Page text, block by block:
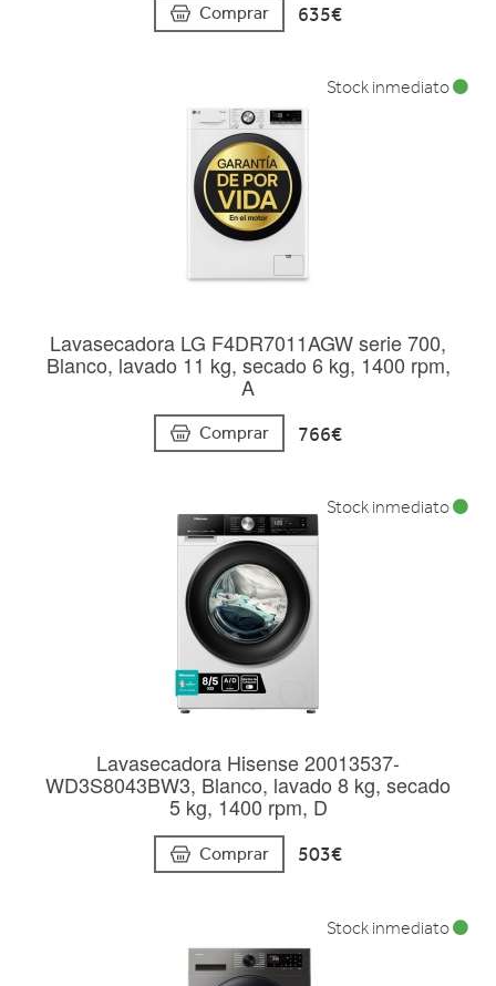
Comprar 635€
Lavasecadora LG F4DR7011AGW serie 700,
Blanco, lavado 11 kg, secado 6 kg, 1400 rpm,
A
Comprar 766€
Stock inmediato
Lavasecadora Hisense 20013537-
WD3S8043BW3, Blanco, lavado 8 kg, secado
5 kg, 1400 rpm, D
Comprar 503€
Stock inmediato
Stock inmediato